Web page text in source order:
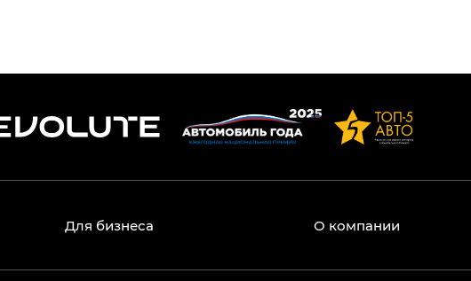
Для бизнеса О компании